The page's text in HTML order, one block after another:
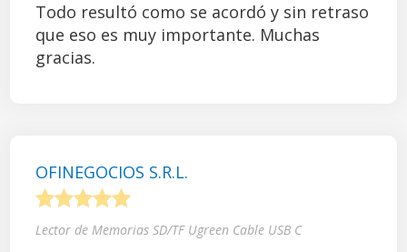
Todo resultó como se acordó y sin retraso
que eso es muy importante. Muchas
gracias.
OFINEGOCIOS S.R.L.
Lector de Memorias SD/TF Ugreen Cable USB C